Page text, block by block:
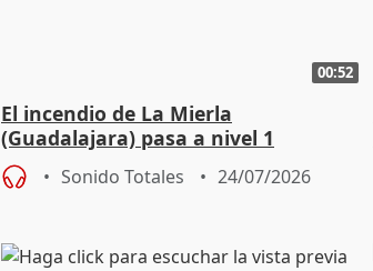
00:52
El incendio de La Mierla
(Guadalajara) pasa a nivel 1
Sonido Totales 24/07/2026